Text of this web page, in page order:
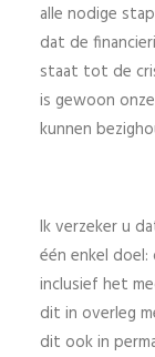
alle nodige
dat de
staat tot de
is gewoon
kunnen
Ik verzeker u
één enkel
inclusief het
dit in overleg
dit ook in